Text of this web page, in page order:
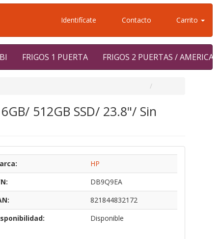
Identifícate Contacto Carrito
FRIGOS 1 PUERTA FRIGOS 2 PUERTAS /
512GB SSD/ 23.8"/ Sin
HP
DB9Q9EA
821844832172
Disponible